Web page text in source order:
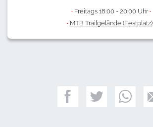
·Freitags 18:00 - 20:00 Uhr·
· MTB Trailgelände (Festplatz)